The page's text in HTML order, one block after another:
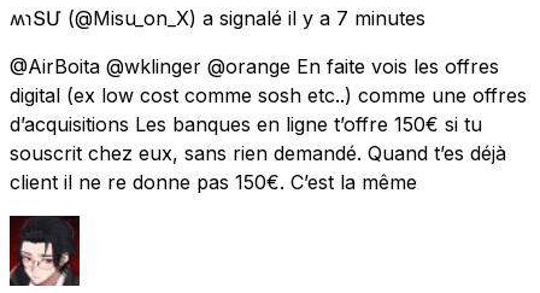
ʍɿՏՄ (@Misu_on_X) a signalé il y a 7 minutes
@AirBoita @wklinger @orange En faite vois les offres
digital (ex low cost comme sosh etc..) comme une offres
d’acquisitions Les banques en ligne t’offre 150€ si tu
souscrit chez eux, sans rien demandé. Quand t’es déjà
client il ne re donne pas 150€. C’est la même